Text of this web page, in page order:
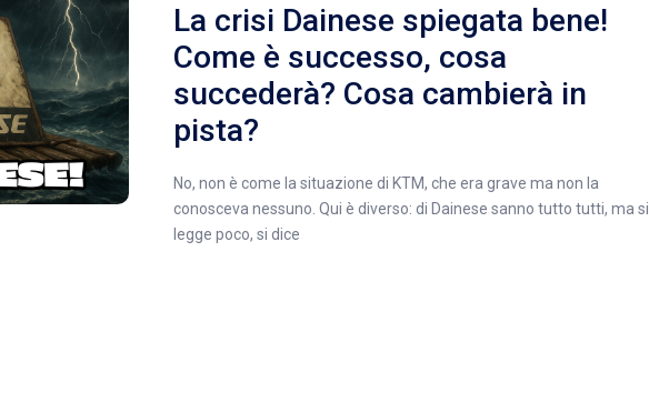
La crisi Dainese spiegata bene!
Come è successo, cosa
succederà? Cosa cambierà in
pista?
No, non è come la situazione di KTM, che era grave ma non la
conosceva nessuno. Qui è diverso: di Dainese sanno tutto tutti, ma si
legge poco, si dice